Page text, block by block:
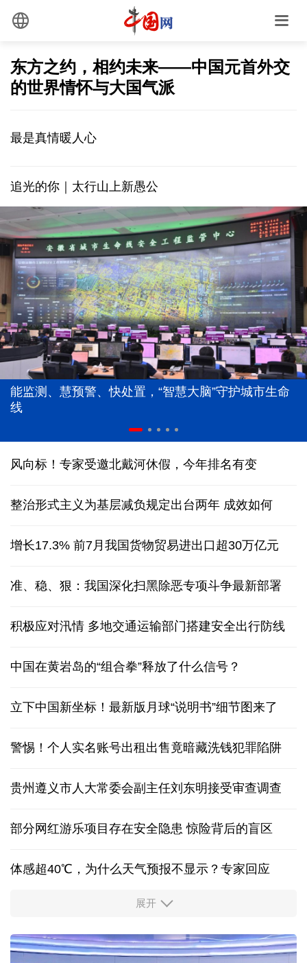
东方之约，相约未来——中国元首外交
的世界情怀与大国气派
最是真情暖人心
追光的你｜太行山上新愚公
能监测、慧预警、快处置，“智慧大脑”守护城市生命
线
风向标！专家受邀北戴河休假，今年排名有变
整治形式主义为基层减负规定出台两年 成效如何
增长17.3% 前7月我国货物贸易进出口超30万亿元
准、稳、狠：我国深化扫黑除恶专项斗争最新部署
积极应对汛情 多地交通运输部门搭建安全出行防线
中国在黄岩岛的“组合拳”释放了什么信号？
立下中国新坐标！最新版月球“说明书”细节图来了
警惕！个人实名账号出租出售竟暗藏洗钱犯罪陷阱
贵州遵义市人大常委会副主任刘东明接受审查调查
部分网红游乐项目存在安全隐患 惊险背后的盲区
体感超40℃，为什么天气预报不显示？专家回应
服务实体经济 财政金融打出“组合拳”
31省份上半年外贸成绩单出炉 见证产业提质跃迁
展开